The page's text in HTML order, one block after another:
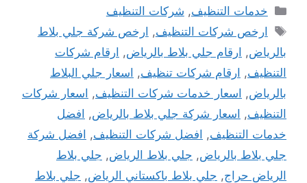
التصنيفات
خدمات التنظيف, شركات التنظيف
الوسوم
ارخص شركات التنظيف, ارخص شركة جلي بلاط
بالرياض, ارقام جلي بلاط بالرياض, ارقام شركات
التنظيف, ارقام شركات تنظيف, اسعار جلي البلاط
بالرياض, اسعار خدمات شركات التنظيف, اسعار شركات
التنظيف, اسعار شركة جلي بلاط بالرياض, افضل
خدمات التنظيف, افضل شركات التنظيف, افضل شركة
جلي بلاط بالرياض, جلي بلاط الرياض, جلي بلاط
الرياض حراج, جلي بلاط باكستاني الرياض, جلي بلاط